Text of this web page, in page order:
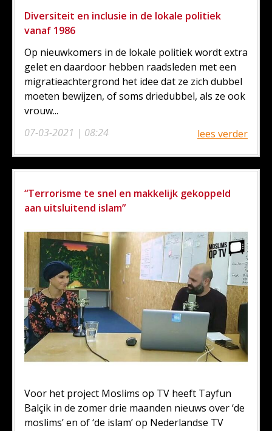
Diversiteit en inclusie in de lokale politiek
vanaf 1986
07-03-2021 | 08:24
Op nieuwkomers in de lokale politiek wordt extra
gelet en daardoor hebben raadsleden met een
migratieachtergrond het idee dat ze zich dubbel
moeten bewijzen, of soms driedubbel, als ze ook
vrouw...
lees verder
“Terrorisme te snel en makkelijk gekoppeld
aan uitsluitend islam”
Voor het project Moslims op TV heeft Tayfun
Balçik in de zomer drie maanden nieuws over ‘de
moslims’ en of ‘de islam’ op Nederlandse TV